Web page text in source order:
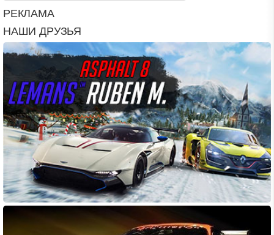
РЕКЛАМА
НАШИ ДРУЗЬЯ